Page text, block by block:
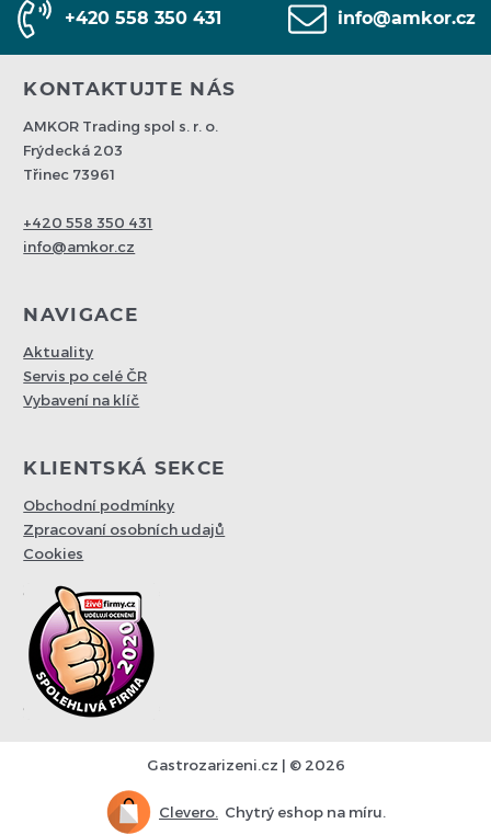
+420 558 350 431 info@amkor.cz
KONTAKTUJTE NÁS
AMKOR Trading spol s. r. o.
Frýdecká 203
Třinec 73961
+420 558 350 431
info@amkor.cz
NAVIGACE
Aktuality
Servis po celé ČR
Vybavení na klíč
KLIENTSKÁ SEKCE
Obchodní podmínky
Zpracovaní osobních udajů
Cookies
Gastrozarizeni.cz | © 2026
Clevero. Chytrý eshop na míru.